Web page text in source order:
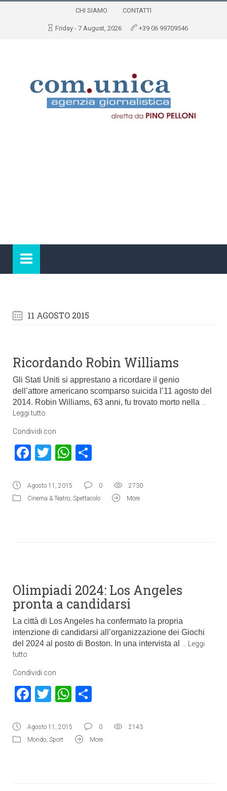
CHI SIAMO CONTATTI
Friday - 7 August, 2026 +39 06 99709546
11 AGOSTO 2015
Ricordando Robin Williams
Gli Stati Uniti si apprestano a ricordare il genio
dell’attore americano scomparso suicida l’11 agosto del
2014. Robin Williams, 63 anni, fu trovato morto nella
Leggi tutto
Condividi con
Facebook
TwitterWhatsApp
Agosto 11, 2015 0
2730
Cinema & Teatro, Spettacolo More
Olimpiadi 2024: Los Angeles
pronta a candidarsi
La città di Los Angeles ha confermato la propria
intenzione di candidarsi all’organizzazione dei Giochi
del 2024 al posto di Boston. In una intervista al
Leggi
tutto
Condividi con
Facebook
TwitterWhatsApp
Agosto 11, 2015 0
2143
Mondo, Sport More